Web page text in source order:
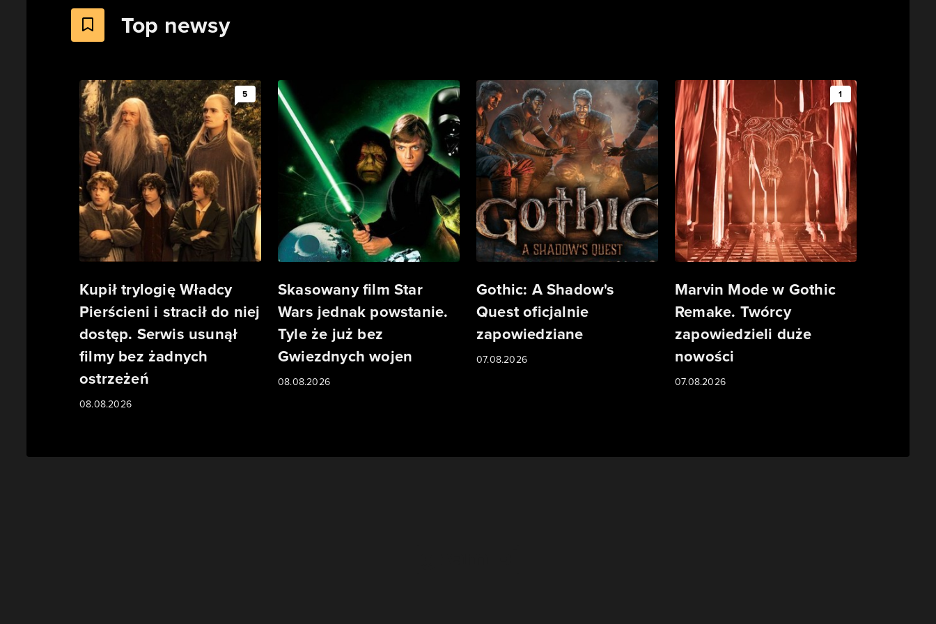
Top newsy
5
Kupił trylogię Władcy
Pierścieni i stracił do niej
dostęp. Serwis usunął
filmy bez żadnych
ostrzeżeń
08.08.2026
Skasowany film Star
Wars jednak powstanie.
Tyle że już bez
Gwiezdnych wojen
08.08.2026
Gothic: A Shadow's
Quest oficjalnie
zapowiedziane
07.08.2026
1
Marvin Mode w Gothic
Remake. Twórcy
zapowiedzieli duże
nowości
07.08.2026